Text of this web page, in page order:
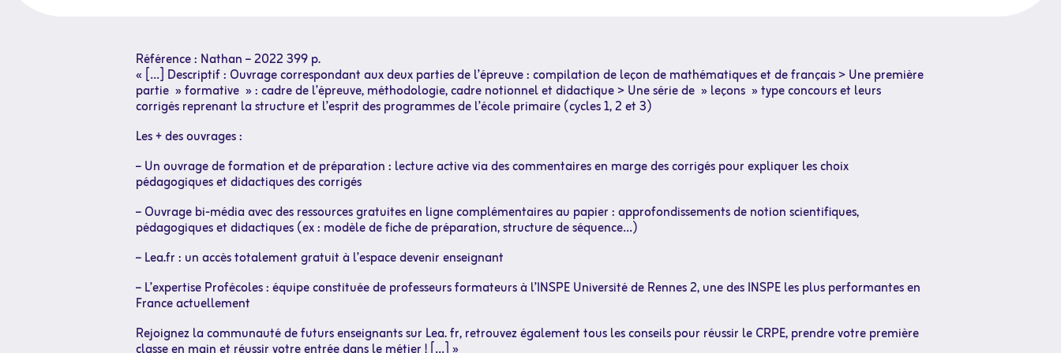
Référence : Nathan – 2022 399 p.
« […] Descriptif : Ouvrage correspondant aux deux parties de l’épreuve : compilation de leçon de mathématiques et de français > Une première
partie » formative » : cadre de l’épreuve, méthodologie, cadre notionnel et didactique > Une série de » leçons » type concours et leurs
corrigés reprenant la structure et l’esprit des programmes de l’école primaire (cycles 1, 2 et 3)
Les + des ouvrages :
– Un ouvrage de formation et de préparation : lecture active via des commentaires en marge des corrigés pour expliquer les choix
pédagogiques et didactiques des corrigés
– Ouvrage bi-média avec des ressources gratuites en ligne complémentaires au papier : approfondissements de notion scientifiques,
pédagogiques et didactiques (ex : modèle de fiche de préparation, structure de séquence…)
– Lea.fr : un accès totalement gratuit à l’espace devenir enseignant
– L’expertise Profécoles : équipe constituée de professeurs formateurs à l’INSPE Université de Rennes 2, une des INSPE les plus performantes en
France actuellement
Rejoignez la communauté de futurs enseignants sur Lea. fr, retrouvez également tous les conseils pour réussir le CRPE, prendre votre première